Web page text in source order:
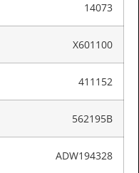
14073
X601100
411152
562195B
ADW194328